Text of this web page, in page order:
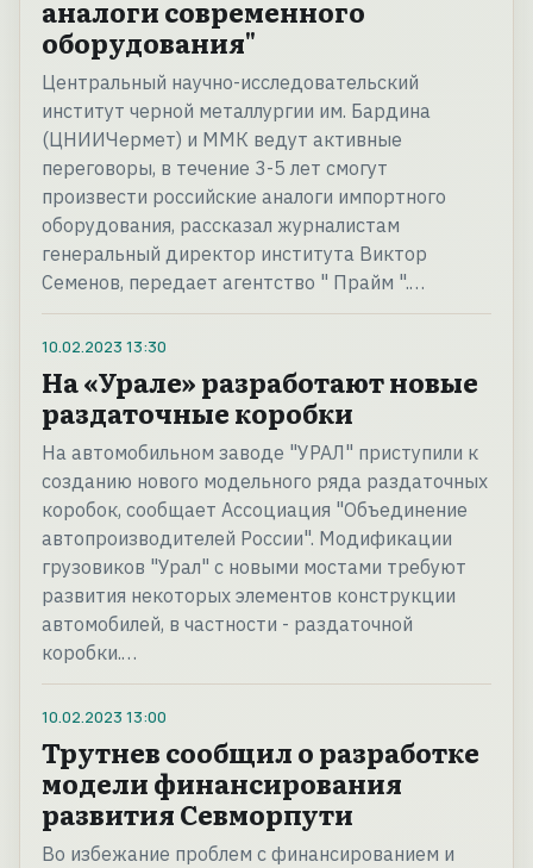
аналоги современного
оборудования"
Центральный научно-исследовательский
институт черной металлургии им. Бардина
(ЦНИИЧермет) и ММК ведут активные
переговоры, в течение 3-5 лет смогут
произвести российские аналоги импортного
оборудования, рассказал журналистам
генеральный директор института Виктор
Семенов, передает агентство " Прайм ".…
10.02.2023 13:30
На «Урале» разработают новые
раздаточные коробки
На автомобильном заводе "УРАЛ" приступили к
созданию нового модельного ряда раздаточных
коробок, сообщает Ассоциация "Объединение
автопроизводителей России". Модификации
грузовиков "Урал" с новыми мостами требуют
развития некоторых элементов конструкции
автомобилей, в частности - раздаточной
коробки.…
10.02.2023 13:00
Трутнев сообщил о разработке
модели финансирования
развития Севморпути
Во избежание проблем с финансированием и